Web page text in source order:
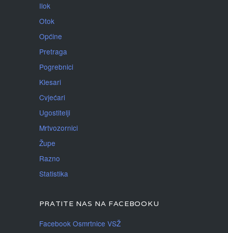
Ilok
Otok
Općine
Pretraga
Pogrebnici
Klesari
Cvjećari
Ugostitelji
Mrtvozornici
Župe
Razno
Statistika
PRATITE NAS NA FACEBOOKU
Facebook Osmrtnice VSŽ